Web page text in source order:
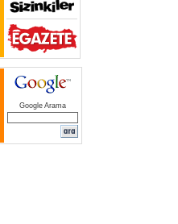
Google Arama